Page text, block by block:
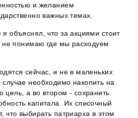
и желанием
важных темах.
объяснял, что за акциями стоит
не понимаю где мы расходуем
сейчас, и не в маленьких
необходимо накопить на
цель, а во втором - сохранить
капитала. Их списочный
что выбирать патриарха в этом